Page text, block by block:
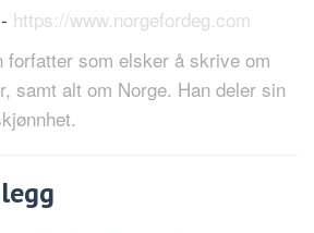
- https://www.norgefordeg.com
forfatter som elsker å skrive om
samt alt om Norge. Han deler sin